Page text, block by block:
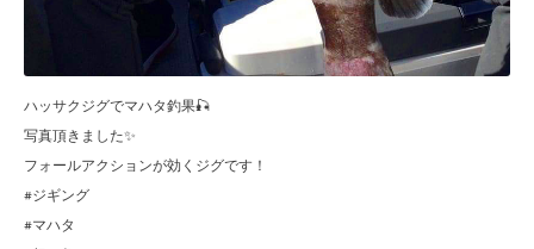
ハッサクジグでマハタ釣果🎣
写真頂きました✨
フォールアクションが効くジグです！
#ジギング
#マハタ